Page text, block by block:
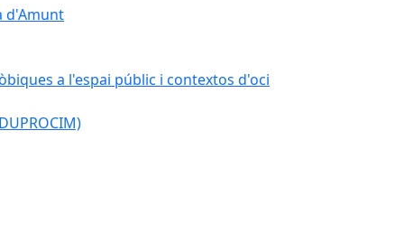
d'Amunt
a l'espai públic i contextos d'oci